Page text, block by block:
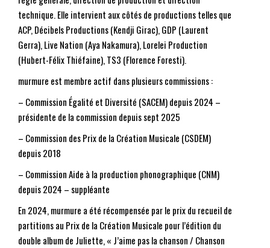
technique. Elle intervient aux côtés de productions telles que
ACP, Décibels Productions (Kendji Girac), GDP (Laurent
Gerra), Live Nation (Aya Nakamura), Lorelei Production
(Hubert-Félix Thiéfaine), TS3 (Florence Foresti).
murmure est membre actif dans plusieurs commissions :
– Commission Égalité et Diversité (SACEM) depuis 2024 –
présidente de la commission depuis sept 2025
– Commission des Prix de la Création Musicale (CSDEM)
depuis 2018
– Commission Aide à la production phonographique (CNM)
depuis 2024 – suppléante
En 2024, murmure a été récompensée par le prix du recueil de
partitions au Prix de la Création Musicale pour l’édition du
double album de Juliette, « J’aime pas la chanson / Chanson